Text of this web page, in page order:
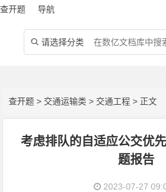
查开题 导航
 请选择分类
查开题 > 交通运输类 > 交通工程 > 正文
考虑排队的自适应公交优
题报告
2023-07-27